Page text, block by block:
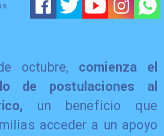
octubre, comienza el
de postulaciones al
un beneficio que
acceder a un apoyo